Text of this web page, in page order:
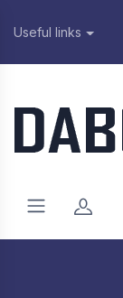
Useful links